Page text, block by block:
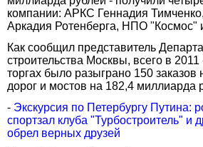
компании: АРКС Геннадия
Аркадия Ротенберга, НПО "Космос"
Как сообщил представитель
строительства Москвы, всего в 2011
торгах было разыграно 150 заказов
дорог и мостов на 182,4 миллиарда
- Экскурсия по Петербургу Путина:
спортзал клуба "Турбостроитель" и
обрел верных друзей